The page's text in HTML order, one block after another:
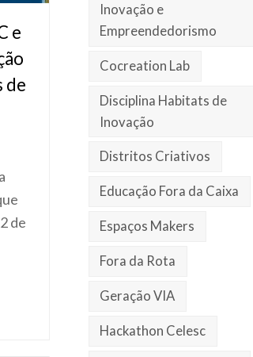
e
de
de
Inovação e
Empreendedorismo
Cocreation Lab
Disciplina Habitats de
Inovação
Distritos Criativos
Educação Fora da Caixa
Espaços Makers
Fora da Rota
Geração VIA
Hackathon Celesc